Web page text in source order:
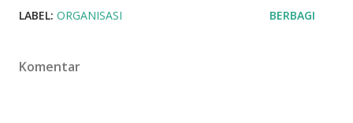
LABEL: ORGANISASI BERBAGI
Komentar